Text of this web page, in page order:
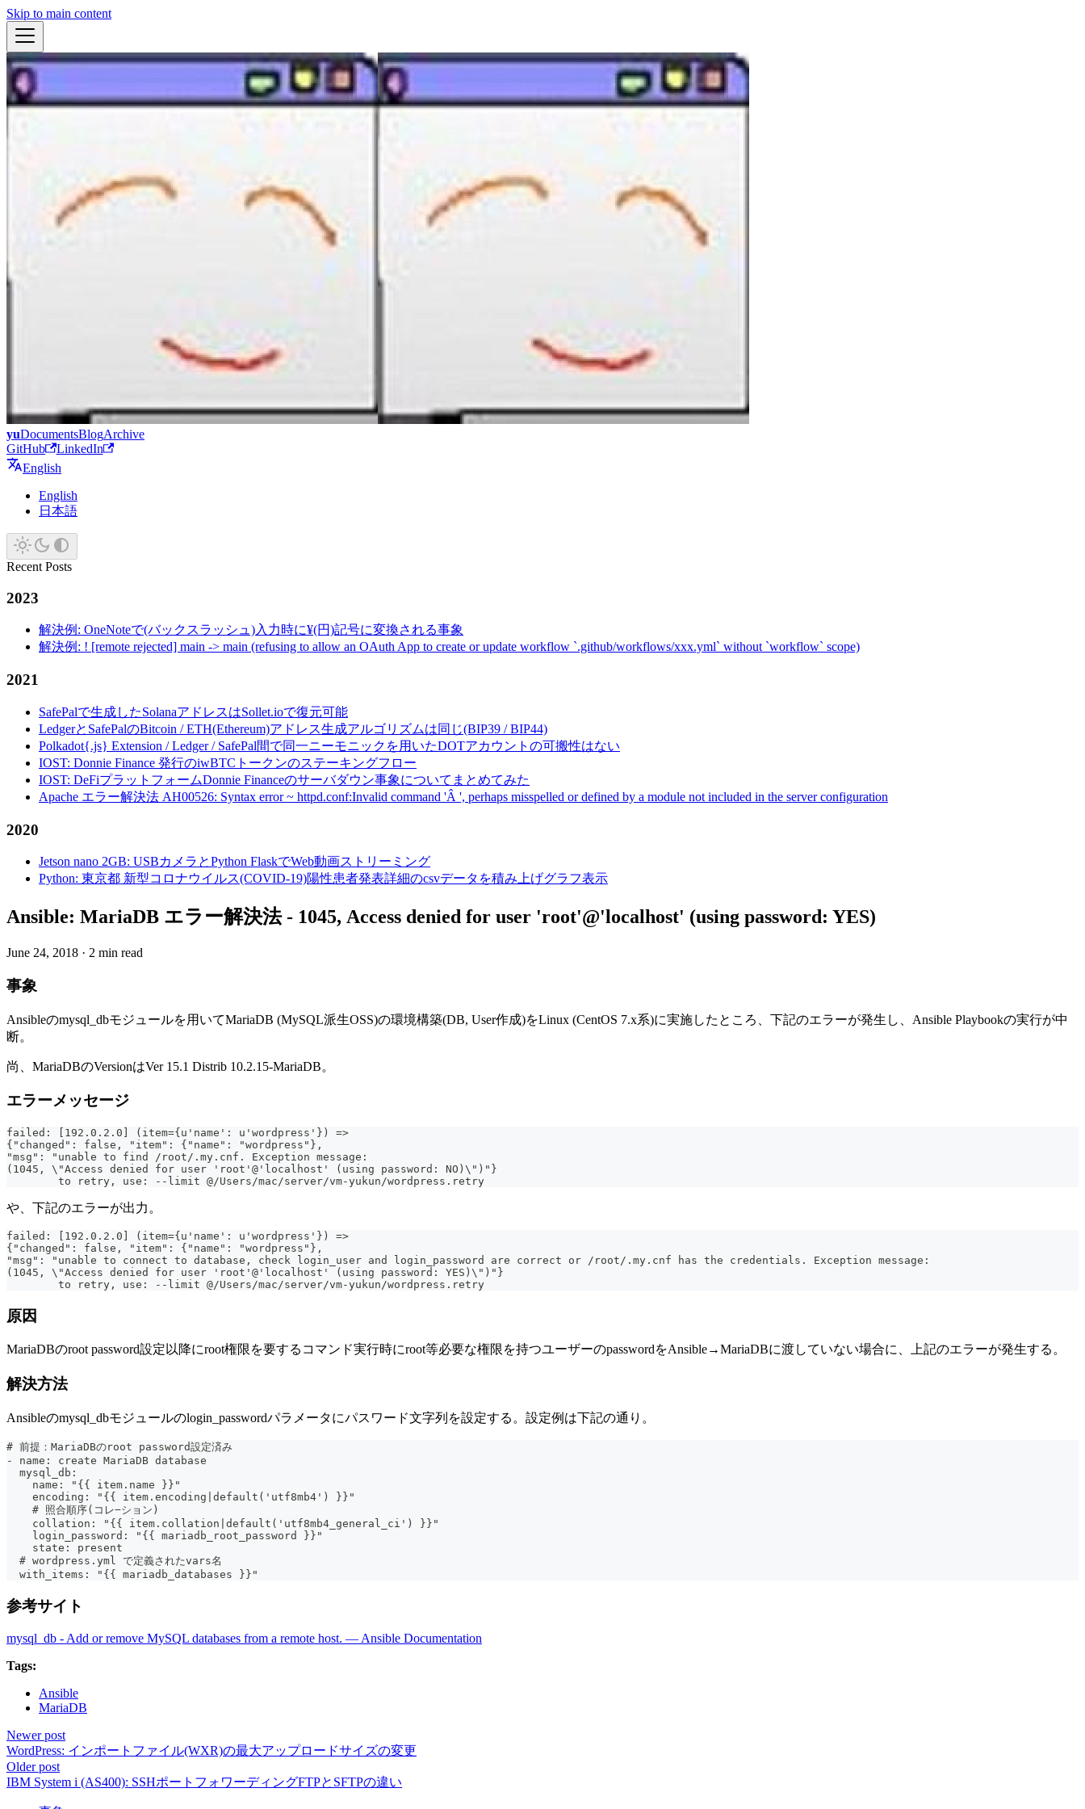
Skip to main content
yuDocumentsBlogArchive
GitHub
LinkedIn
English
English
日本語
Recent Posts
2023
解決例: OneNoteで(バックスラッシュ)入力時に¥(円)記号に変換される事象
解決例: ! [remote rejected] main -> main (refusing to allow an OAuth App to create or update workflow `.github/workflows/xxx.yml` without `workflow` scope)
2021
SafePalで生成したSolanaアドレスはSollet.ioで復元可能
LedgerとSafePalのBitcoin / ETH(Ethereum)アドレス生成アルゴリズムは同じ(BIP39 / BIP44)
Polkadot{.js} Extension / Ledger / SafePal間で同一ニーモニックを用いたDOTアカウントの可搬性はない
IOST: Donnie Finance 発行のiwBTCトークンのステーキングフロー
IOST: DeFiプラットフォームDonnie Financeのサーバダウン事象についてまとめてみた
Apache エラー解決法 AH00526: Syntax error ~ httpd.conf:Invalid command 'Â ', perhaps misspelled or defined by a module not included in the server configuration
2020
Jetson nano 2GB: USBカメラとPython FlaskでWeb動画ストリーミング
Python: 東京都 新型コロナウイルス(COVID-19)陽性患者発表詳細のcsvデータを積み上げグラフ表示
Ansible: MariaDB エラー解決法 - 1045, Access denied for user 'root'@'localhost' (using password: YES)
June 24, 2018 · 2 min read
事象
Ansibleのmysql_dbモジュールを用いてMariaDB (MySQL派生OSS)の環境構築(DB, User作成)をLinux (CentOS 7.x系)に実施したところ、下記のエラーが発生し、Ansible Playbookの実行が中
断。
尚、MariaDBのVersionはVer 15.1 Distrib 10.2.15-MariaDB。
エラーメッセージ
failed: [192.0.2.0] (item={u'name': u'wordpress'}) =>
{"changed": false, "item": {"name": "wordpress"},
"msg": "unable to find /root/.my.cnf. Exception message:
(1045, \"Access denied for user 'root'@'localhost' (using password: NO)\")"}
	to retry, use: --limit @/Users/mac/server/vm-yukun/wordpress.retry
や、下記のエラーが出力。
failed: [192.0.2.0] (item={u'name': u'wordpress'}) =>
{"changed": false, "item": {"name": "wordpress"},
"msg": "unable to connect to database, check login_user and login_password are correct or /root/.my.cnf has the credentials. Exception message:
(1045, \"Access denied for user 'root'@'localhost' (using password: YES)\")"}
	to retry, use: --limit @/Users/mac/server/vm-yukun/wordpress.retry
原因
MariaDBのroot password設定以降にroot権限を要するコマンド実行時にroot等必要な権限を持つユーザーのpasswordをAnsible→MariaDBに渡していない場合に、上記のエラーが発生する。
解決方法
Ansibleのmysql_dbモジュールのlogin_passwordパラメータにパスワード文字列を設定する。設定例は下記の通り。
# 前提：MariaDBのroot password設定済み
- name: create MariaDB database
  mysql_db:
    name: "{{ item.name }}"
    encoding: "{{ item.encoding|default('utf8mb4') }}"
    # 照合順序(コレ−ション)
    collation: "{{ item.collation|default('utf8mb4_general_ci') }}"
    login_password: "{{ mariadb_root_password }}"
    state: present
  # wordpress.yml で定義されたvars名
  with_items: "{{ mariadb_databases }}"
参考サイト
mysql_db - Add or remove MySQL databases from a remote host. — Ansible Documentation
Tags:
Ansible
MariaDB
Newer post
WordPress: インポートファイル(WXR)の最大アップロードサイズの変更
Older post
IBM System i (AS400): SSHポートフォワーディングFTPとSFTPの違い